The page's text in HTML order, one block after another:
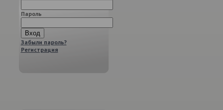
Пароль
Забыли пароль?
Регистрация